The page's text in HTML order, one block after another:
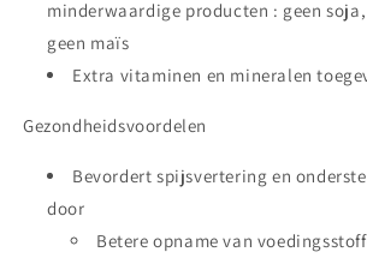
minderwaardige producten : geen
geen maïs
Extra vitaminen en mineralen
Gezondheidsvoordelen
Bevordert spijsvertering en
door
Betere opname van